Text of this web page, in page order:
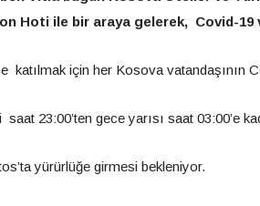
Hoti ile bir araya gelerek, Covid-19
için her Kosova vatandaşının
23:00’ten gece yarısı saat 03:00’e
yürürlüğe girmesi bekleniyor.